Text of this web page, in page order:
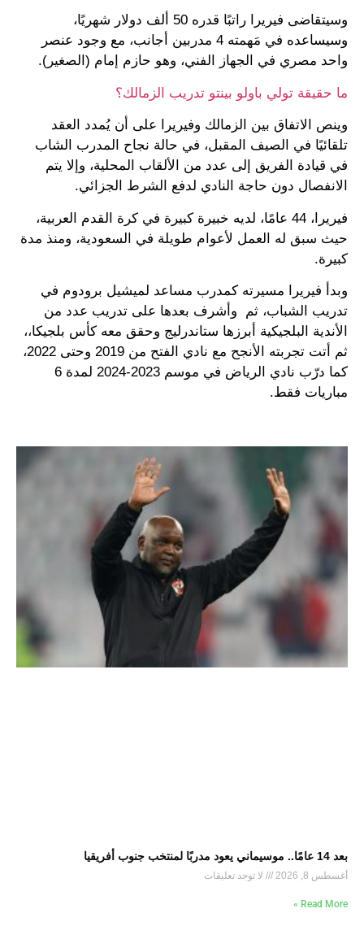
وسيتقاضى فيريرا راتبًا قدره 50 ألف دولار شهريًا،
وسيساعده في مَهمته 4 مدربين أجانب، مع وجود عنصر
واحد مصري في الجهاز الفني، وهو حازم إمام (الصغير).
ما حقيقة تولي باولو بينتو تدريب الزمالك؟
وينص الاتفاق بين الزمالك وفيريرا على أن يُمدد العقد
تلقائيًا في الصيف المقبل، في حالة نجاح المدرب الشاب
في قيادة الفريق إلى عدد من الألقاب المحلية، وإلا يتم
الانفصال دون حاجة النادي لدفع الشرط الجزائي.
فيريرا، 44 عامًا، لديه خبيرة كبيرة في كرة القدم العربية،
حيث سبق له العمل لأعوام طويلة في السعودية، ومنذ مدة
كبيرة.
وبدأ فيريرا مسيرته كمدرب مساعد لميشيل برودوم في
تدريب الشباب، ثم وأشرف بعدها على تدريب عدد من
الأندية البلجيكية أبرزها ستاندرليج وحقق معه كأس بلجيكا،،
ثم أتت تجربته الأنجح مع نادي الفتح من 2019 وحتى 2022،
كما درّب نادي الرياض في موسم 2023-2024 لمدة 6
مباريات فقط.
بعد 14 عامًا.. موسيماني يعود مدربًا لمنتخب جنوب أفريقيا
أغسطس 8, 2026 لا توجد تعليقات
Read More »